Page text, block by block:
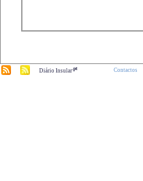
Diário Insular.pt Contactos